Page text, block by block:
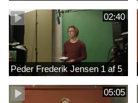
02:40
Peder Frederik Jensen 1 af 5
05:05